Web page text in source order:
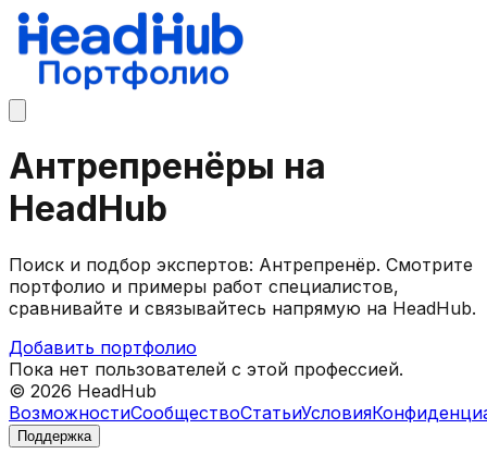
Антрепренёры на
HeadHub
Поиск и подбор экспертов: Антрепренёр. Смотрите
портфолио и примеры работ специалистов,
сравнивайте и связывайтесь напрямую на HeadHub.
Добавить портфолио
Пока нет пользователей с этой профессией.
© 2026 HeadHub
ВозможностиСообществоСтатьиУсловия
Поддержка